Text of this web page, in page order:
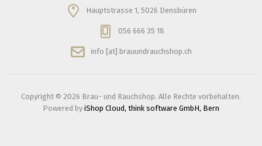
Hauptstrasse 1, 5026 Densbüren
056 666 35 18
info [at] brauundrauchshop.ch
Copyright © 2026 Brau- und Rauchshop. Alle Rechte vorbehalten.
Powered by iShop Cloud, think software GmbH, Bern